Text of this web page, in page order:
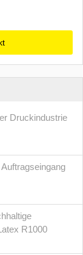
Druckindustrie
R1000